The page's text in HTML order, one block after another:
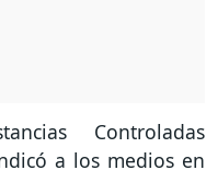
Controladas
a los medios en